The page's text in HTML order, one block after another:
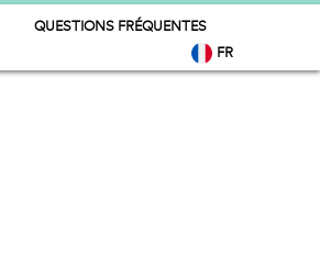
QUESTIONS FRÉQUENTES
FR